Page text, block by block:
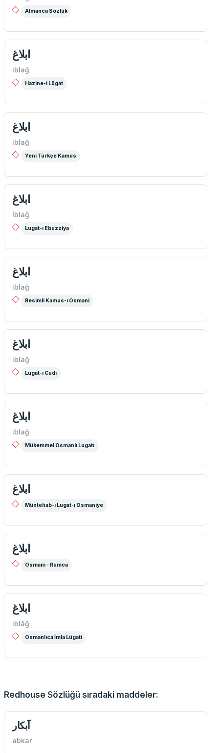
Almanca Sözlük
ابلاغ
iblağ
Hazine-i Lûgat
ابلاغ
iblağ
Yeni Türkçe Kamus
ابلاغ
İblağ
Lugat-ı Ebuzziya
ابلاغ
iblağ
Resimli Kamus-ı Osmani
ابلاغ
iblağ
Lugat-ı Cudi
ابلاغ
iblağ
Mükemmel Osmanlı Lugatı
ابلاغ
Müntehab-ı Lugat-ı Osmaniye
ابلاغ
Osmani - Rumca
ابلاغ
iblâğ
Osmanlıca İmla Lügati
Redhouse Sözlüğü sıradaki maddeler:
آبكار
abkar